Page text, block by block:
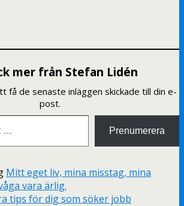
mer från Stefan Lidén
få de senaste inläggen skickade till din e-
post.
Prenumerera
Mitt eget liv, mina misstag, mina
vara ärlig.
tips för dig som söker jobb